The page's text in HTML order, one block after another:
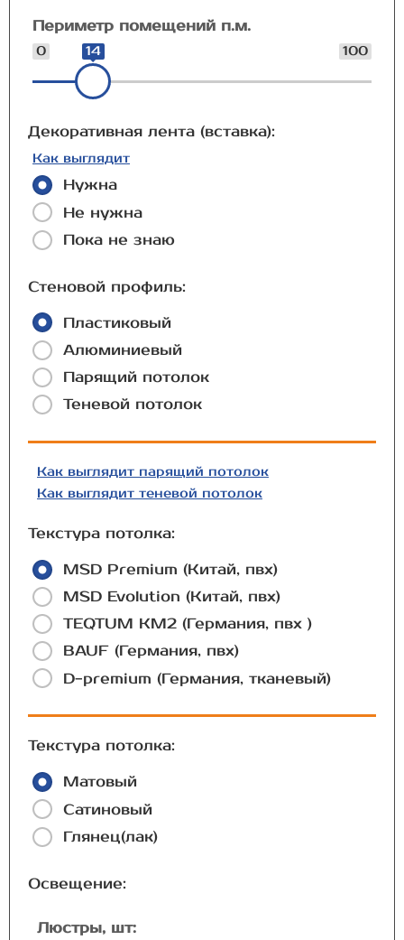
Периметр помещений п.м.
0 100
14
Декоративная лента (вставка):
Как выглядит
Нужна
Не нужна
Пока не знаю
Стеновой профиль:
Пластиковый
Алюминиевый
Парящий потолок
Теневой потолок
Как выглядит парящий потолок
Как выглядит теневой потолок
Текстура потолка:
MSD Premium (Китай, пвх)
MSD Evolution (Китай, пвх)
TEQTUM КМ2 (Германия, пвх )
BAUF (Германия, пвх)
D-premium (Германия, тканевый)
Текстура потолка:
Матовый
Сатиновый
Глянец(лак)
Освещение:
Люстры, шт: